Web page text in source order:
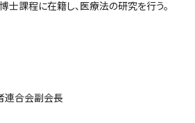
課程に在籍し、医療法の研究を行う。
連合会副会長